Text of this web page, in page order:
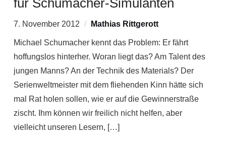
für Schumacher-Simulanten
7. November 2012 Mathias Rittgerott
Michael Schumacher kennt das Problem: Er fährt
hoffungslos hinterher. Woran liegt das? Am Talent des
jungen Manns? An der Technik des Materials? Der
Serienweltmeister mit dem fliehenden Kinn hätte sich
mal Rat holen sollen, wie er auf die Gewinnerstraße
zischt. Ihm können wir freilich nicht helfen, aber
vielleicht unseren Lesern, […]